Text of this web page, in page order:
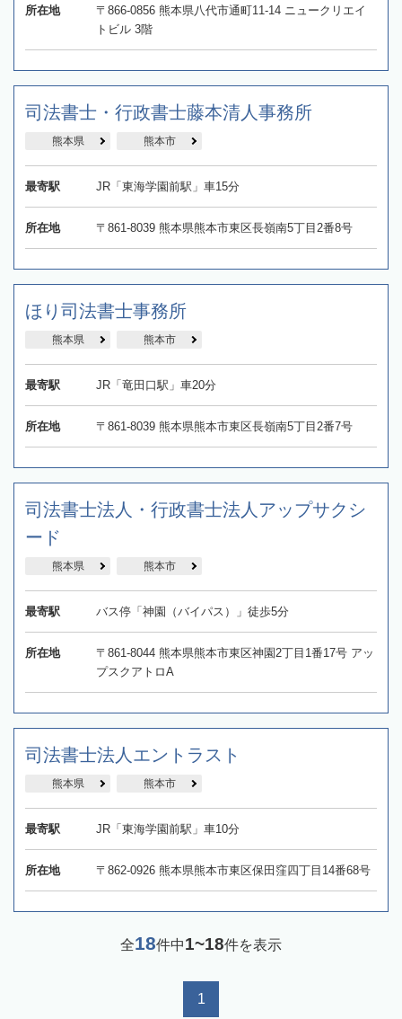
所在地
〒866-0856 熊本県八代市通町11-14 ニュークリエイ
トビル 3階
司法書士・行政書士藤本清人事務所
熊本県 熊本市
最寄駅 JR「東海学園前駅」車15分
所在地 〒861-8039 熊本県熊本市東区長嶺南5丁目2番8号
ほり司法書士事務所
熊本県 熊本市
最寄駅 JR「竜田口駅」車20分
所在地 〒861-8039 熊本県熊本市東区長嶺南5丁目2番7号
司法書士法人・行政書士法人アップサクシ
ード
熊本県 熊本市
最寄駅 バス停「神園（バイパス）」徒歩5分
所在地
〒861-8044 熊本県熊本市東区神園2丁目1番17号 アッ
プスクアトロA
司法書士法人エントラスト
熊本県 熊本市
最寄駅 JR「東海学園前駅」車10分
所在地 〒862-0926 熊本県熊本市東区保田窪四丁目14番68号
全18件中1~18件を表示
1